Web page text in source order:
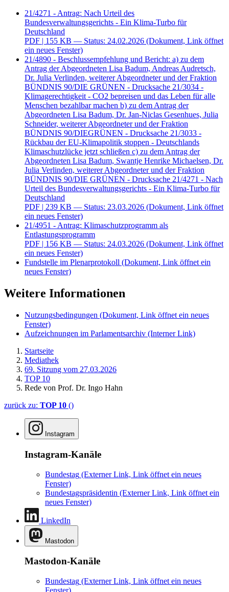
21/4271 - Antrag: Nach Urteil des
Bundesverwaltungsgerichts - Ein Klima-Turbo für
Deutschland
PDF | 155 KB — Status: 24.02.2026 (Dokument, Link öffnet
ein neues Fenster)
21/4890 - Beschlussempfehlung und Bericht: a) zu dem
Antrag der Abgeordneten Lisa Badum, Andreas Audretsch,
Dr. Julia Verlinden, weiterer Abgeordneter und der Fraktion
BÜNDNIS 90/DIE GRÜNEN - Drucksache 21/3034 -
Klimagerechtigkeit - CO2 bepreisen und das Leben für alle
Menschen bezahlbar machen b) zu dem Antrag der
Abgeordneten Lisa Badum, Dr. Jan-Niclas Gesenhues, Julia
Schneider, weiterer Abgeordneter und der Fraktion
BÜNDNIS 90/DIEGRÜNEN - Drucksache 21/3033 -
Rückbau der EU-Klimapolitik stoppen - Deutschlands
Klimaschutzlücke jetzt schließen c) zu dem Antrag der
Abgeordneten Lisa Badum, Swantje Henrike Michaelsen, Dr.
Julia Verlinden, weiterer Abgeordneter und der Fraktion
BÜNDNIS 90/DIE GRÜNEN - Drucksache 21/4271 - Nach
Urteil des Bundesverwaltungsgerichts - Ein Klima-Turbo für
Deutschland
PDF | 239 KB — Status: 23.03.2026 (Dokument, Link öffnet
ein neues Fenster)
21/4951 - Antrag: Klimaschutzprogramm als
Entlastungsprogramm
PDF | 156 KB — Status: 24.03.2026 (Dokument, Link öffnet
ein neues Fenster)
Fundstelle im Plenarprotokoll (Dokument, Link öffnet ein
neues Fenster)
Weitere Informationen
Nutzungsbedingungen (Dokument, Link öffnet ein neues
Fenster)
Aufzeichnungen im Parlamentsarchiv (Interner Link)
Startseite
Mediathek
69. Sitzung vom 27.03.2026
TOP 10
Rede von Prof. Dr. Ingo Hahn
zurück zu: TOP 10 ()
Instagram
Instagram-Kanäle
Bundestag (Externer Link, Link öffnet ein neues
Fenster)
Bundestagspräsidentin (Externer Link, Link öffnet ein
neues Fenster)
LinkedIn
Mastodon
Mastodon-Kanäle
Bundestag (Externer Link, Link öffnet ein neues